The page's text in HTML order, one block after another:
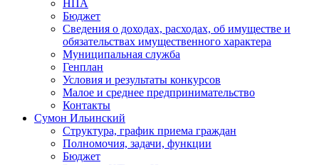
НПА
Бюджет
Сведения о доходах, расходах, об имуществе и
обязательствах имущественного характера
Муниципальная служба
Генплан
Условия и результаты конкурсов
Малое и среднее предпринимательство
Контакты
Сумон Ильинский
Структура, график приема граждан
Полномочия, задачи, функции
Бюджет